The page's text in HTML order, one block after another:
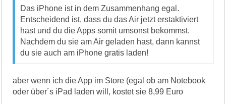
Das iPhone ist in dem Zusammenhang egal.
Entscheidend ist, dass du das Air jetzt erstaktiviert
hast und du die Apps somit umsonst bekommst.
Nachdem du sie am Air geladen hast, dann kannst
du sie auch am iPhone gratis laden!
aber wenn ich die App im Store (egal ob am Notebook
oder über´s iPad laden will, kostet sie 8,99 Euro